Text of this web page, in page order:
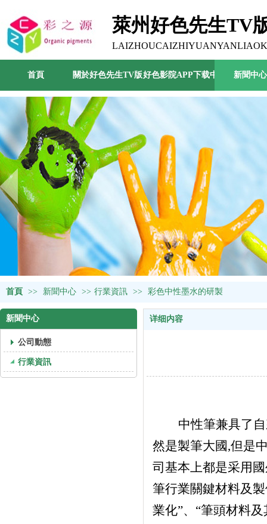
萊州好色先生TV
公司
首頁 關於好色先生TV版好色影院APP下载中心 新聞中心
首頁 >> 新聞中心 >> 行業資訊 >> 彩色中性墨水的研製
新聞中心
公司動態
行業資訊
详细内容
中性筆兼具了
然是製筆大國,但是
司基本上都是采用
筆行業關鍵材料及
業化”、“筆頭材料